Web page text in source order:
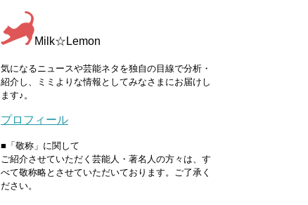
Milk☆Lemon
気になるニュースや芸能ネタを独自の目線で分析・
紹介し、ミミよりな情報としてみなさまにお届けし
ます♪。
プロフィール
■「敬称」に関して
ご紹介させていただく芸能人・著名人の方々は、す
べて敬称略とさせていただいております。ご了承く
ださい。